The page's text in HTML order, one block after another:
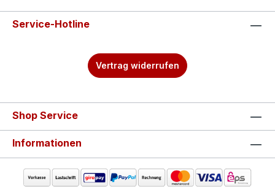
Service-Hotline
Vertrag widerrufen
Shop Service
Informationen